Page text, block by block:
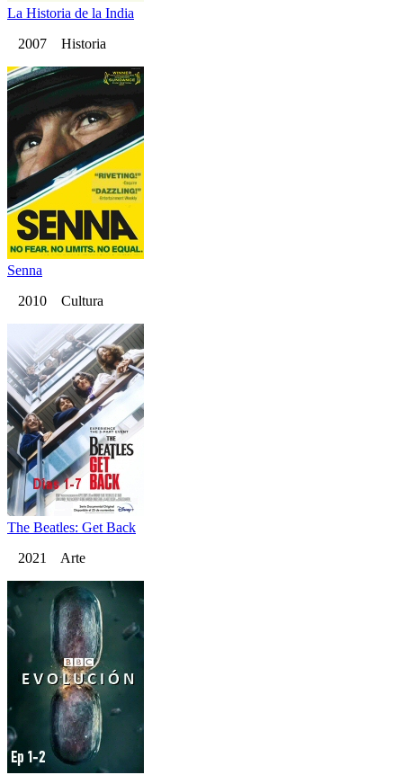
La Historia de la India
2007 Historia
Senna
2010 Cultura
The Beatles: Get Back
2021 Arte